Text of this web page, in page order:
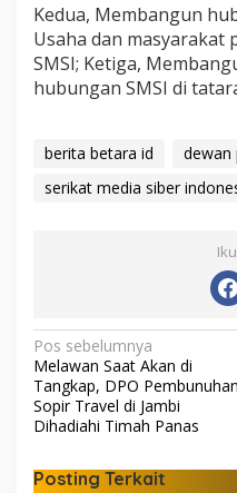
Kedua, Membangun
Usaha dan masyarakat
SMSI; Ketiga,
hubungan SMSI di
berita betara id dewan
serikat media siber
N
a
v
g
Pos sebelumnya
Melawan Saat Akan di
Tangkap, DPO Pembunuhan
Sopir Travel di Jambi
Dihadiahi Timah Panas
Posting Terkait